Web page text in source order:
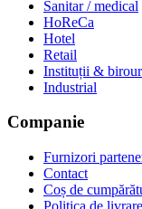
Sanitar / medical
HoReCa
Hotel
Retail
Instituții &
Industrial
Companie
Furnizori
Contact
Coș de
Politica de livrare